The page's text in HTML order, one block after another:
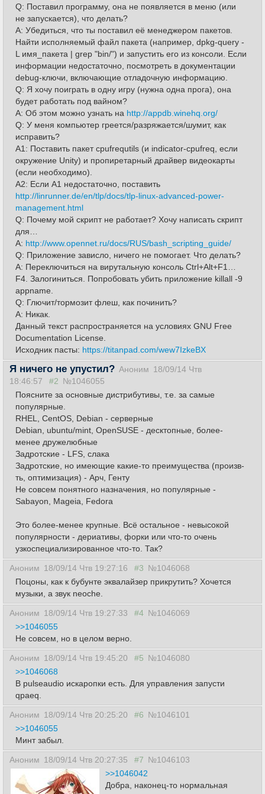
Q: Поставил программу, она не появляется в меню (или
не запускается), что делать?
A: Убедиться, что ты поставил её менеджером пакетов.
Найти исполняемый файл пакета (например, dpkg-query -
L имя_пакета | grep "bin/") и запустить его из консоли. Если
информации недостаточно, посмотреть в документации
debug-ключи, включающие отладочную информацию.
Q: Я хочу поиграть в одну игру (нужна одна прога), она
будет работать под вайном?
A: Об этом можно узнать на http://appdb.winehq.org/
Q: У меня компьютер греется/разряжается/шумит, как
исправить?
A1: Поставить пакет cpufrequtils (и indicator-cpufreq, если
окружение Unity) и пропиретарный драйвер видеокарты
(если необходимо).
A2: Если A1 недостаточно, поставить
http://linrunner.de/en/tlp/docs/tlp-linux-advanced-power-
management.html
Q: Почему мой скрипт не работает? Хочу написать скрипт
для…
A: http://www.opennet.ru/docs/RUS/bash_scripting_guide/
Q: Приложение зависло, ничего не помогает. Что делать?
A: Переключиться на вирутальную консоль Ctrl+Alt+F1…
F4. Залогиниться. Попробовать убить приложение killall -9
appname.
Q: Глючит/тормозит флеш, как починить?
A: Никак.
Данный текст распространяется на условиях GNU Free
Documentation License.
Исходник пасты: https://titanpad.com/wew7IzkeBX
Я ничего не упустил? Аноним 18/09/14 Чтв
18:46:57
#2 №1046055
Поясните за основные дистрибутивы, т.е. за самые
популярные.
RHEL, CentOS, Debian - серверные
Debian, ubuntu/mint, OpenSUSE - десктопные, более-
менее дружелюбные
Задротские - LFS, слака
Задротские, но имеющие какие-то преимущества (произв-
ть, оптимизация) - Арч, Генту
Не совсем понятного назначения, но популярные -
Sabayon, Mageia, Fedora
Это более-менее крупные. Всё остальное - невысокой
популярности - дериативы, форки или что-то очень
узкоспециализированное что-то. Так?
Аноним 18/09/14 Чтв 19:27:16 #3 №1046068
Поцоны, как к бубунте эквалайзер прикрутить? Хочется
музыки, а звук neoche.
Аноним 18/09/14 Чтв 19:27:33 #4 №1046069
>>1046055
Не совсем, но в целом верно.
Аноним 18/09/14 Чтв 19:45:20 #5 №1046080
>>1046068
В pulseaudio искаропки есть. Для управления запусти
qpaeq.
Аноним 18/09/14 Чтв 20:25:20 #6 №1046101
>>1046055
Минт забыл.
Аноним 18/09/14 Чтв 20:27:35 #7 №1046103
>>1046042
Добра, наконец-то нормальная